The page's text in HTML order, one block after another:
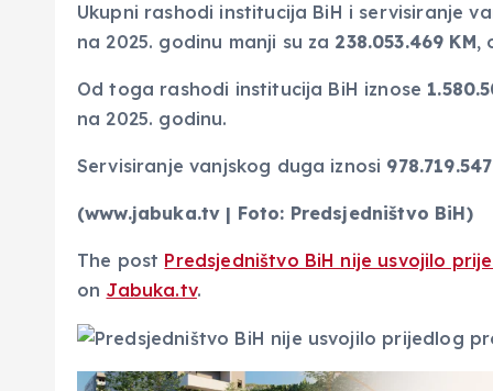
Ukupni rashodi institucija BiH i servisiranje
na 2025. godinu manji su za 238.053.469 KM,
Od toga rashodi institucija BiH iznose
na 2025. godinu.
Servisiranje vanjskog duga iznosi
(www.jabuka.tv | Foto: Predsjedništvo BiH)
The post Predsjedništvo BiH nije usvojilo
on Jabuka.tv.